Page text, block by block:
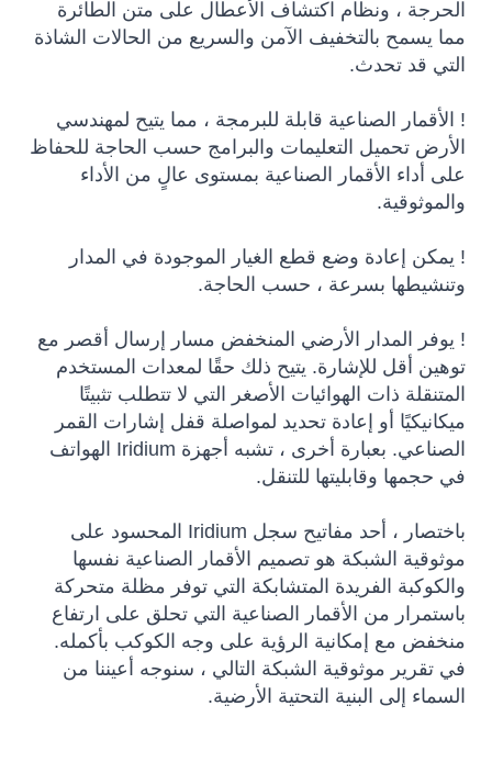
الحرجة ، ونظام اكتشاف الأعطال على متن الطائرة
مما يسمح بالتخفيف الآمن والسريع من الحالات الشاذة
التي قد تحدث.
! الأقمار الصناعية قابلة للبرمجة ، مما يتيح لمهندسي
الأرض تحميل التعليمات والبرامج حسب الحاجة للحفاظ
على أداء الأقمار الصناعية بمستوى عالٍ من الأداء
والموثوقية.
! يمكن إعادة وضع قطع الغيار الموجودة في المدار
وتنشيطها بسرعة ، حسب الحاجة.
! يوفر المدار الأرضي المنخفض مسار إرسال أقصر مع
توهين أقل للإشارة. يتيح ذلك حقًا لمعدات المستخدم
المتنقلة ذات الهوائيات الأصغر التي لا تتطلب تثبيتًا
ميكانيكيًا أو إعادة تحديد لمواصلة قفل إشارات القمر
الصناعي. بعبارة أخرى ، تشبه أجهزة Iridium الهواتف
في حجمها وقابليتها للتنقل.
باختصار ، أحد مفاتيح سجل Iridium المحسود على
موثوقية الشبكة هو تصميم الأقمار الصناعية نفسها
والكوكبة الفريدة المتشابكة التي توفر مظلة متحركة
باستمرار من الأقمار الصناعية التي تحلق على ارتفاع
منخفض مع إمكانية الرؤية على وجه الكوكب بأكمله.
في تقرير موثوقية الشبكة التالي ، سنوجه أعيننا من
السماء إلى البنية التحتية الأرضية.